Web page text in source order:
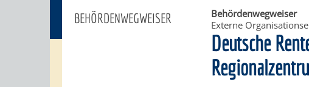
BEHÖRDENWEGWEISER
Behördenwegweiser
Externe
Deutsche